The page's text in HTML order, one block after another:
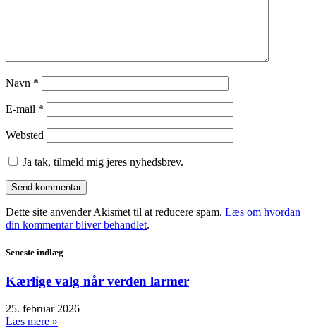
Navn *
E-mail *
Websted
Ja tak, tilmeld mig jeres nyhedsbrev.
Dette site anvender Akismet til at reducere spam. Læs om hvordan
din kommentar bliver behandlet.
Seneste indlæg
Kærlige valg når verden larmer
25. februar 2026
Læs mere »